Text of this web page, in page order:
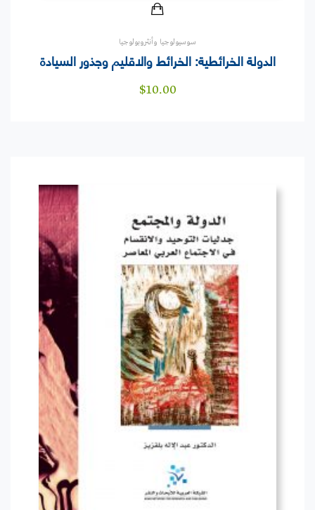
سوسيولوجيا وأنثروبولوجيا
الدولة الخرائطية: الخرائط والاقليم وجذور السيادة
$10.00